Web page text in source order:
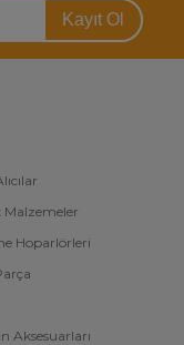
Kayıt Ol
Hoparlörleri
Aksesuarları